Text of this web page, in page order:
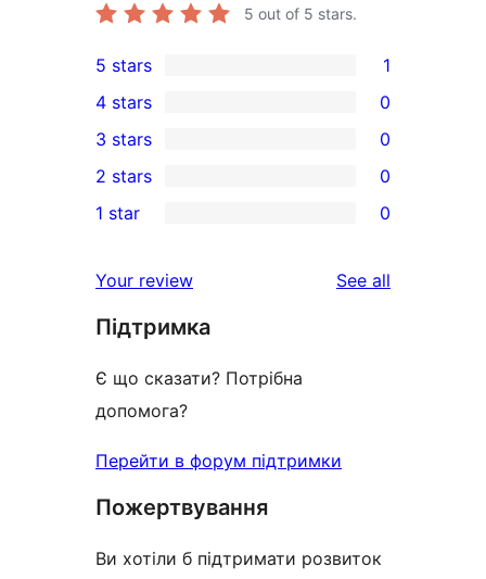
5 out of 5 stars.
1
5-
star
review
5 stars 1
4-
star
reviews
4 stars 0
0
3-
star
3 stars 0
2-
reviews
2 stars 0
star
reviews
1 star 0
Your review See all
Підтримка
Є що сказати? Потрібна
допомога?
Перейти в форум підтримки
Пожертвування
Ви хотіли б підтримати розвиток